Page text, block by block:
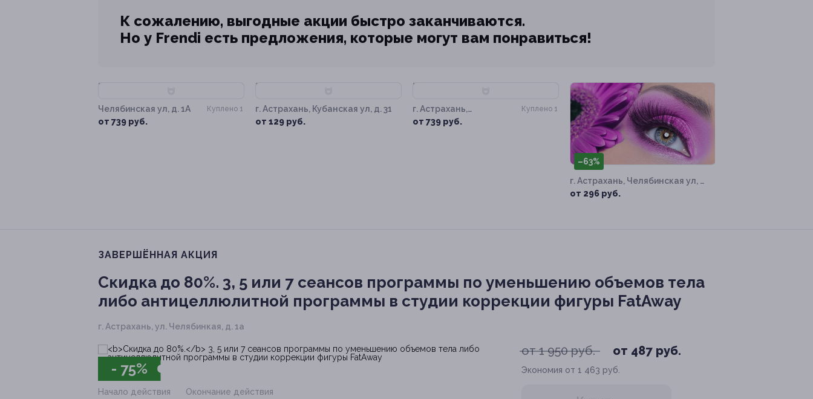
К сожалению, выгодные акции быстро заканчиваются.
Но у Frendi есть предложения, которые могут вам понравиться!
Челябинская ул, д. 1А
от 739 руб.
Куплено 1
г. Астрахань, Кубанская ул, д. 31
от 129 руб.
г. Астрахань,
Челябинская ул, д. 1А
от 739 руб.
Куплено 1
–63%
г. Астрахань, Челябинская ул, д.
1
от 296 руб.
ЗАВЕРШЁННАЯ АКЦИЯ
Скидка до 80%. 3, 5 или 7 сеансов программы по уменьшению объемов тела
либо антицеллюлитной программы в студии коррекции фигуры FatAway
г. Астрахань, ул. Челябинкая, д. 1а
- 75%
от 1 950 руб. от 487 руб.
Экономия от 1 463 руб.
Начало действия
Окончание действия